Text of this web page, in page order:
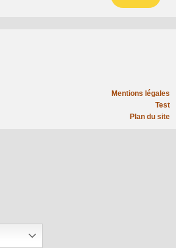
Mentions légales
Test
Plan du site